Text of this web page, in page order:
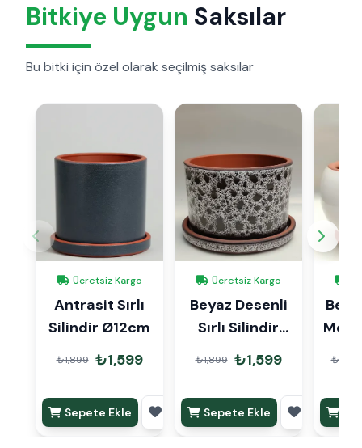
Bitkiye Uygun Saksılar
Bu bitki için özel olarak seçilmiş saksılar
Ücretsiz Kargo
Antrasit Sırlı
Silindir Ø12cm
₺1,899 ₺1,599
Sepete Ekle
Ücretsiz Kargo
Beyaz Desenli
Sırlı Silindir
Ø12cm
₺1,899 ₺1,599
Sepete Ekle